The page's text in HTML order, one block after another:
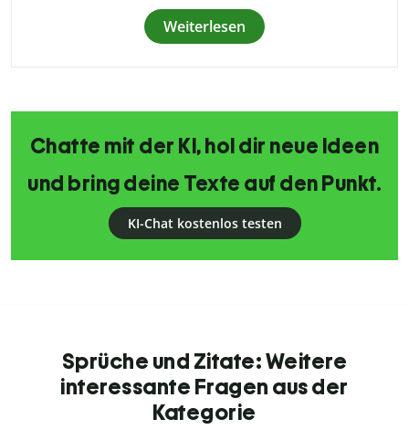
Weiterlesen
Chatte mit der KI, hol dir neue Ideen
und bring deine Texte auf den Punkt.
KI-Chat kostenlos testen
Sprüche und Zitate: Weitere
interessante Fragen aus der
Kategorie